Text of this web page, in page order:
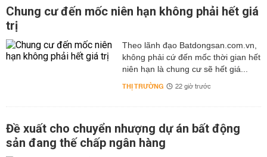
Chung cư đến mốc niên hạn không phải hết giá
trị
Theo lãnh đạo Batdongsan.com.vn,
không phải cứ đến mốc thời gian hết
niên hạn là chung cư sẽ hết giá...
THỊ TRƯỜNG 22 giờ trước
Đề xuất cho chuyển nhượng dự án bất động
sản đang thế chấp ngân hàng